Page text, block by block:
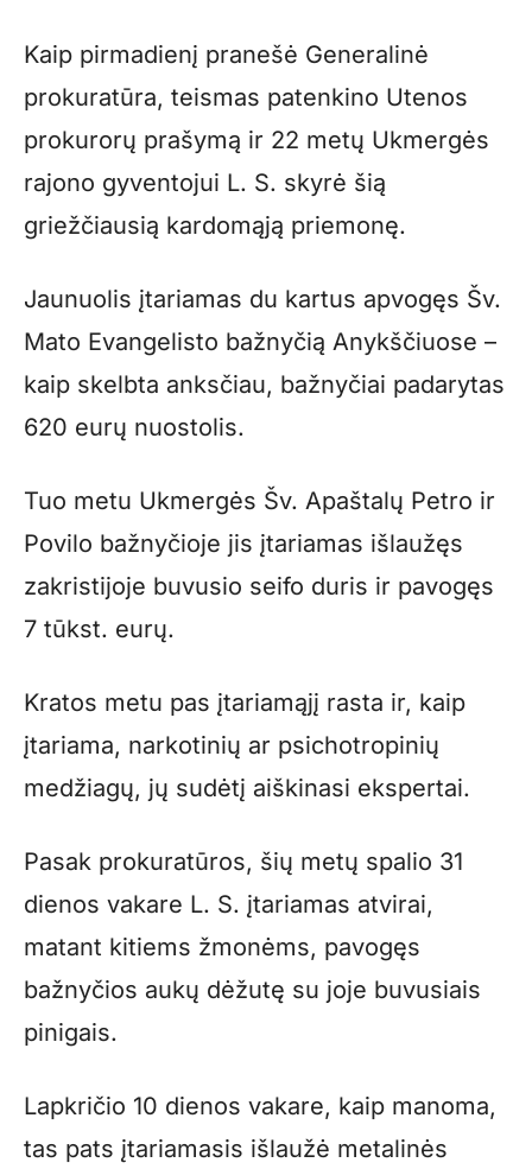
Kaip pirmadienį pranešė Generalinė
prokuratūra, teismas patenkino Utenos
prokurorų prašymą ir 22 metų Ukmergės
rajono gyventojui L. S. skyrė šią
griežčiausią kardomąją priemonę.
Jaunuolis įtariamas du kartus apvogęs Šv.
Mato Evangelisto bažnyčią Anykščiuose –
kaip skelbta anksčiau, bažnyčiai padarytas
620 eurų nuostolis.
Tuo metu Ukmergės Šv. Apaštalų Petro ir
Povilo bažnyčioje jis įtariamas išlaužęs
zakristijoje buvusio seifo duris ir pavogęs
7 tūkst. eurų.
Kratos metu pas įtariamąjį rasta ir, kaip
įtariama, narkotinių ar psichotropinių
medžiagų, jų sudėtį aiškinasi ekspertai.
Pasak prokuratūros, šių metų spalio 31
dienos vakare L. S. įtariamas atvirai,
matant kitiems žmonėms, pavogęs
bažnyčios aukų dėžutę su joje buvusiais
pinigais.
Lapkričio 10 dienos vakare, kaip manoma,
tas pats įtariamasis išlaužė metalinės